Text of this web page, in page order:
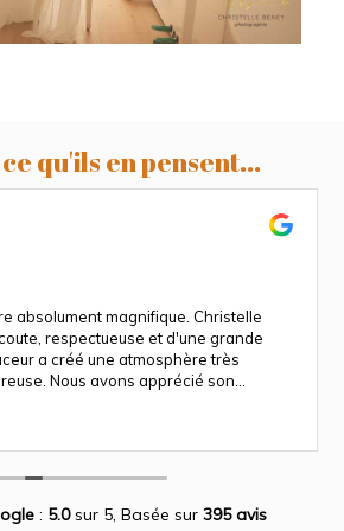
qu'ils en pensent...
absolument magnifique. Christelle
respectueuse et d'une grande
a créé une atmosphère très
Nous avons apprécié son
Ce fut une expérience des plus
: 5.0sur 5, Basée sur 395 avis